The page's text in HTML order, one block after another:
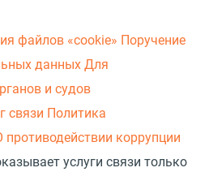
файлов «cookie» Поручение
данных Для
и судов
связи Политика
противодействии коррупции
услуги связи только